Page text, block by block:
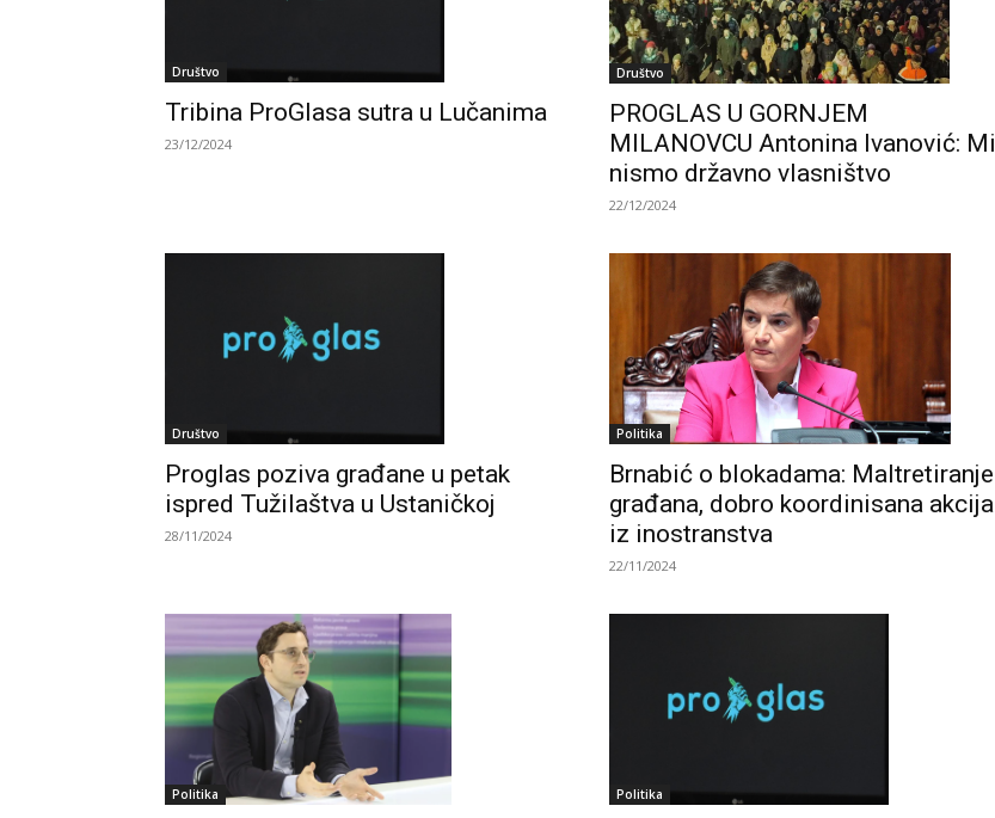
Društvo
Tribina ProGlasa sutra u Lučanima
23/12/2024
Društvo
PROGLAS U GORNJEM
MILANOVCU Antonina Ivanović: Mi
nismo državno vlasništvo
22/12/2024
Društvo
Proglas poziva građane u petak
ispred Tužilaštva u Ustaničkoj
28/11/2024
Politika
Brnabić o blokadama: Maltretiranje
građana, dobro koordinisana akcija
iz inostranstva
22/11/2024
Politika Politika